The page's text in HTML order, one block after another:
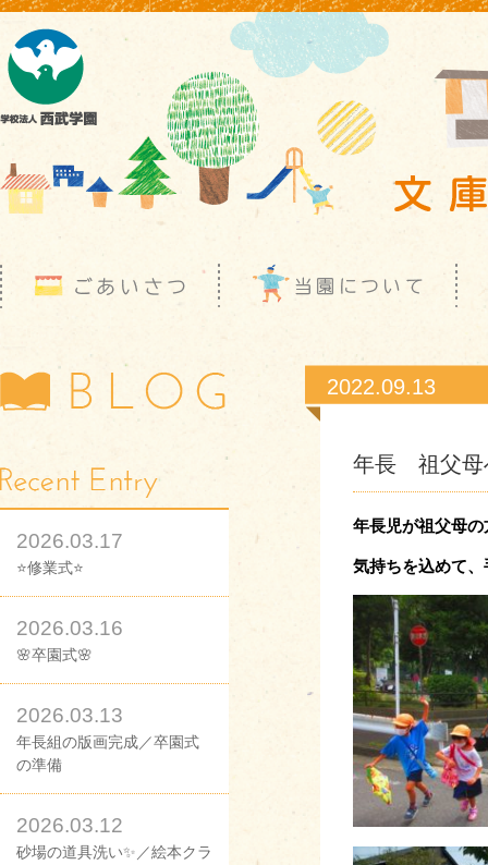
2026.03.17
⭐修業式⭐
2026.03.16
🌸卒園式🌸
2026.03.13
年長組の版画完成／卒園式
の準備
2026.03.12
砂場の道具洗い✨／絵本クラ
2022.09.13
年長 祖父母
年長児が祖父母
気持ちを込めて